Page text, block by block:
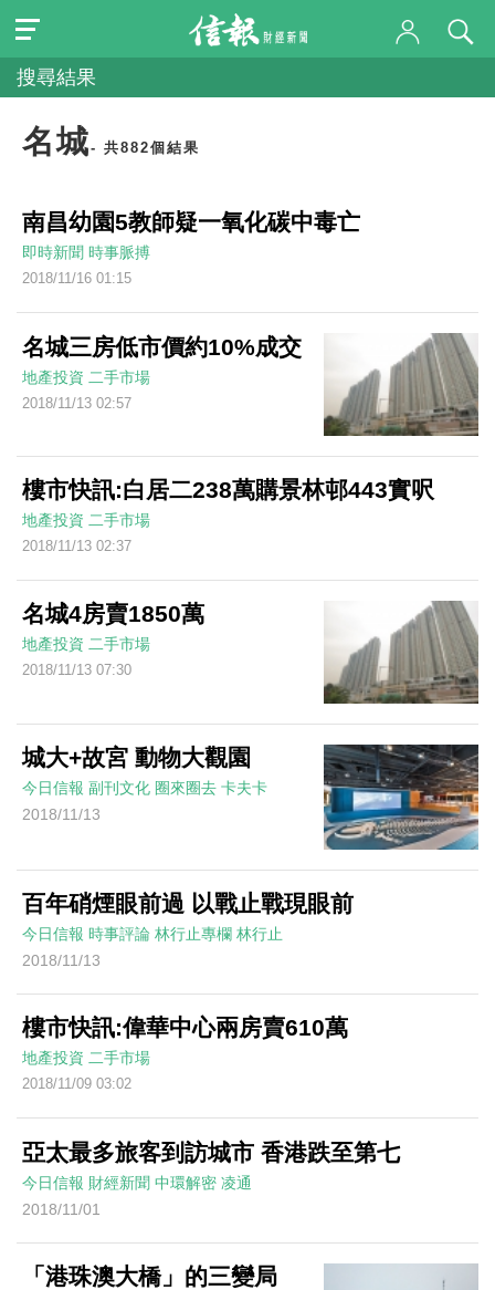
搜尋結果
名城- 共882個結果
南昌幼園5教師疑一氧化碳中毒亡
即時新聞 時事脈搏
2018/11/16 01:15
名城三房低市價約10%成交
地產投資 二手市場
2018/11/13 02:57
樓市快訊:白居二238萬購景林邨443實呎
地產投資 二手市場
2018/11/13 02:37
名城4房賣1850萬
地產投資 二手市場
2018/11/13 07:30
城大+故宮 動物大觀園
今日信報 副刊文化 圈來圈去 卡夫卡
2018/11/13
百年硝煙眼前過 以戰止戰現眼前
今日信報 時事評論 林行止專欄 林行止
2018/11/13
樓市快訊:偉華中心兩房賣610萬
地產投資 二手市場
2018/11/09 03:02
亞太最多旅客到訪城市 香港跌至第七
今日信報 財經新聞 中環解密 凌通
2018/11/01
「港珠澳大橋」的三變局